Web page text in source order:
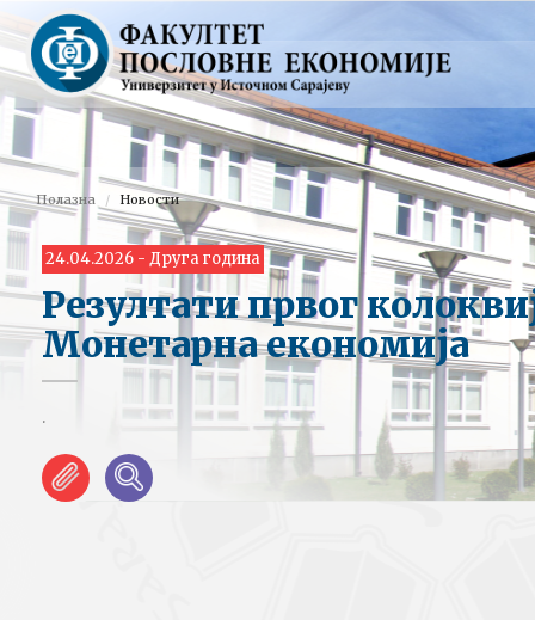
Полазна Новости
24.04.2026 - Друга година
Резултати првог
Монетарна економија
.